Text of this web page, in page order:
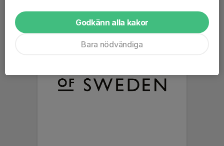
Godkänn alla kakor
Bara nödvändiga